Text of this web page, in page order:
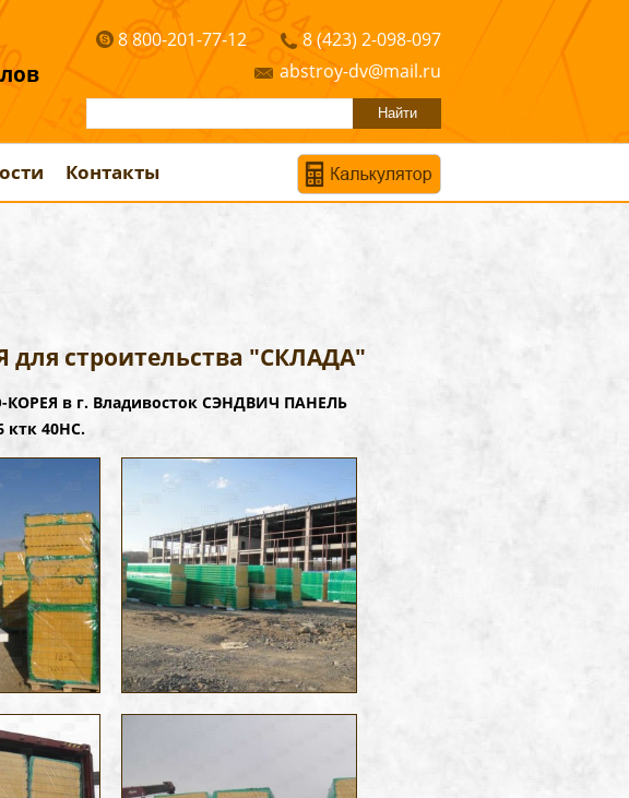
8 (423) 2-098-097
8 800-201-77-12
abstroy-dv@mail.ru
Контакты
для строительства "СКЛАДА"
в г. Владивосток СЭНДВИЧ ПАНЕЛЬ
ктк 40НС.